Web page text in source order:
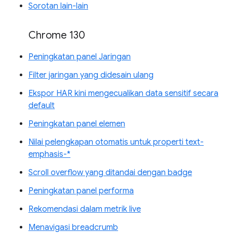
Sorotan lain-lain
Chrome 130
Peningkatan panel Jaringan
Filter jaringan yang didesain ulang
Ekspor HAR kini mengecualikan data sensitif secara
default
Peningkatan panel elemen
Nilai pelengkapan otomatis untuk properti text-
emphasis-*
Scroll overflow yang ditandai dengan badge
Peningkatan panel performa
Rekomendasi dalam metrik live
Menavigasi breadcrumb